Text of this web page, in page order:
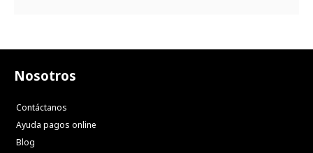
Nosotros
Contáctanos
Ayuda pagos online
Blog